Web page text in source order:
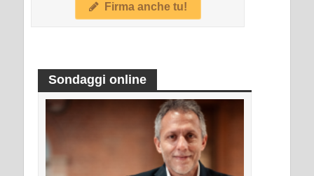
Firma anche tu!
Sondaggi online